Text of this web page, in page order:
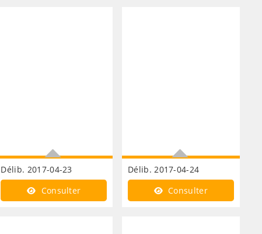
Délib. 2017-04-23
Finances annulation
délibération tascom
Consulter
Délib. 2017-04-24
Finances tascomConsulter